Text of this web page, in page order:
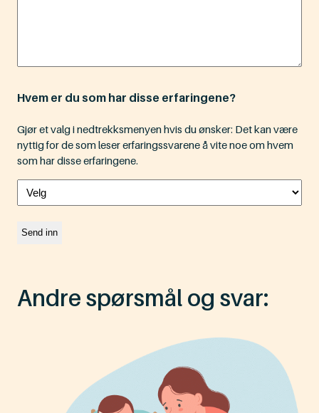
Hvem er du som har disse erfaringene?
Gjør et valg i nedtrekksmenyen hvis du ønsker: Det kan være
nyttig for de som leser erfaringssvarene å vite noe om hvem
som har disse erfaringene.
Andre spørsmål og svar: